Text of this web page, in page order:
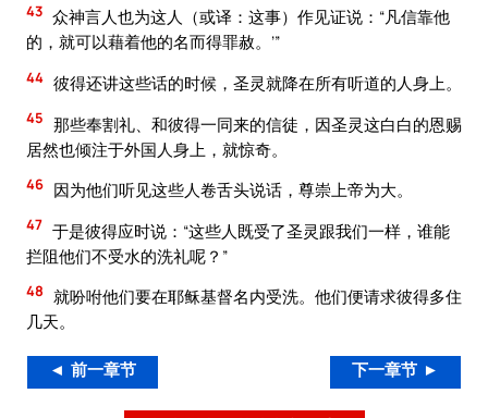
43 众神言人也为这人（或译：这事）作见证说：“凡信靠他
的，就可以藉着他的名而得罪赦。’”
44 彼得还讲这些话的时候，圣灵就降在所有听道的人身上。
45 那些奉割礼、和彼得一同来的信徒，因圣灵这白白的恩赐
居然也倾注于外国人身上，就惊奇。
46 因为他们听见这些人卷舌头说话，尊崇上帝为大。
47 于是彼得应时说：“这些人既受了圣灵跟我们一样，谁能
拦阻他们不受水的洗礼呢？”
48 就吩咐他们要在耶稣基督名内受洗。他们便请求彼得多住
几天。
◄ 前一章节 下一章节 ►